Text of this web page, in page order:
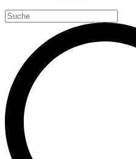
Search
for: